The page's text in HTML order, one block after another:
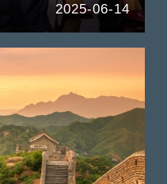
2025-06-14